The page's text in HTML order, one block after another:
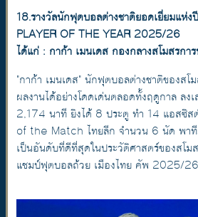
18.รางวัลนักฟุตบอลต่างชาติยอดเยี่ยมแห่ง
PLAYER OF THE YEAR 2025/26
ได้แก่ : กาก้า เมนเดส กองกลางสโมสรกา
"กาก้า เมนเดส" นักฟุตบอลต่างชาติของสโ
ผลงานได้อย่างโดดเด่นตลอดทั้งฤดูกาล ล
2,174 นาที ยิงได้ 8 ประตู ทำ 14 แอสซิส
of the Match ไทยลีก จำนวน 6 นัด พาที
เป็นอันดับที่ดีที่สุดในประวัติศาสตร์ของสโม
แชมป์ฟุตบอลถ้วย เมืองไทย คัพ 2025/26